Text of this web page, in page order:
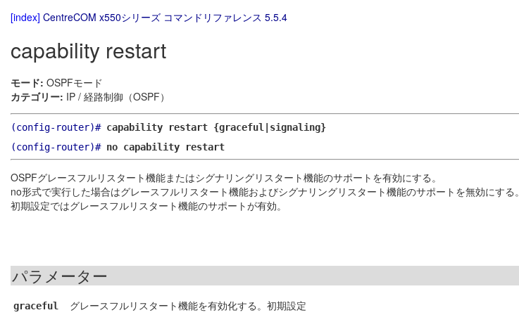
[index] CentreCOM x550シリーズ コマンドリファレンス 5.5.4
capability restart
モード: OSPFモード
カテゴリー: IP / 経路制御（OSPF）
(config-router)# capability restart {graceful|signaling}
(config-router)# no capability restart
OSPFグレースフルリスタート機能またはシグナリングリスタート機能のサポートを有効にする。
no形式で実行した場合はグレースフルリスタート機能およびシグナリングリスタート機能のサポートを無効にする。
初期設定ではグレースフルリスタート機能のサポートが有効。
パラメーター
graceful グレースフルリスタート機能を有効化する。初期設定